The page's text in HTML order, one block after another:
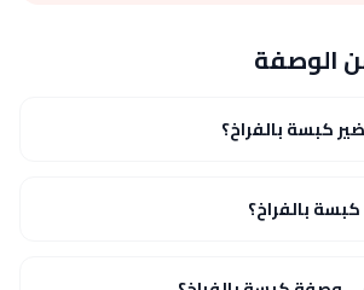
الوصفة
كبسة بالفراخ؟
بالفراخ؟